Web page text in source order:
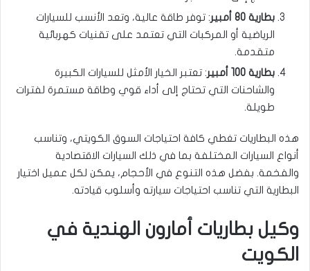
بطارية 80 أمبير
: توفر طاقة عالية، وتعد الأنسب للسيارات
الرياضية أو المركبات التي تعتمد على تقنيات كهربائية
متقدمة.
بطارية 100 أمبير
: تعتبر الخيار الأمثل للسيارات الكبيرة
والشاحنات التي تحتاج إلى أداء قوي وطاقة مستمرة لفترات
طويلة.
هذه البطاريات تغطي كافة احتياجات السوق الكويتي، وتناسب
أنواع السيارات المختلفة بما في ذلك السيارات الاقتصادية
والفخمة. بفضل هذه التنوع في الأحجام، يمكن لكل عميل اختيار
البطارية التي تناسب احتياجات سيارته وأسلوب قيادته.
وكيل بطاريات أمارون الهندية في
الكويت